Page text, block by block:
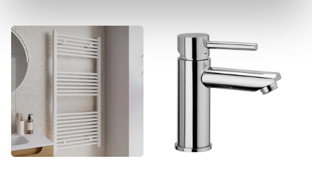
Scarico
Per piletta Click-Clack
Installazione
Monoforo
Flessibili Di Collegamento
Inclusi
Piletta
Non inclusa